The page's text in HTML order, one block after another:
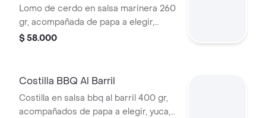
Marinera
Lomo de cerdo en salsa marinera 260
gr, acompañada de papa a elegir,
yuca, maduro, guacamole y ají.
$ 58.000
Costilla BBQ Al Barril
Costilla en salsa bbq al barril 400 gr,
acompañados de papa a elegir, yuca,